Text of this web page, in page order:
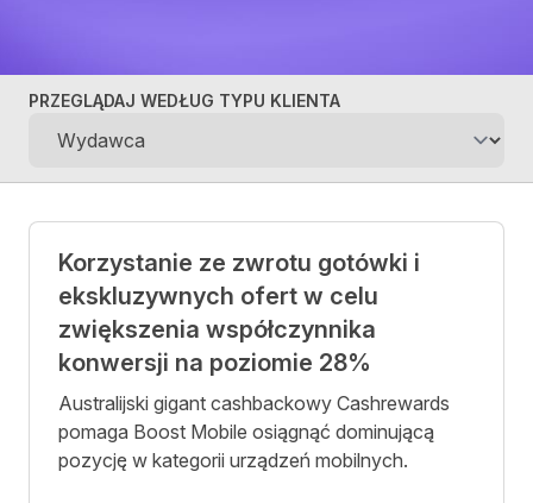
PRZEGLĄDAJ WEDŁUG TYPU KLIENTA
Case studies
Korzystanie ze zwrotu gotówki i
ekskluzywnych ofert w celu
zwiększenia współczynnika
konwersji na poziomie 28%
Australijski gigant cashbackowy Cashrewards
pomaga Boost Mobile osiągnąć dominującą
pozycję w kategorii urządzeń mobilnych.